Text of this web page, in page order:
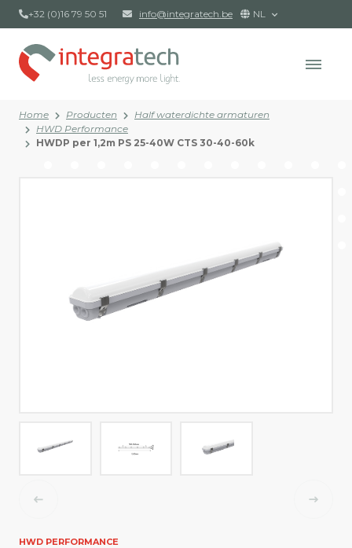
+32 (0)16 79 50 51 info@integratech.be NL
Home Producten
Half waterdichte armaturen
HWD Performance
HWDP per 1,2m PS 25-40W CTS 30-40-60k
HWD PERFORMANCE